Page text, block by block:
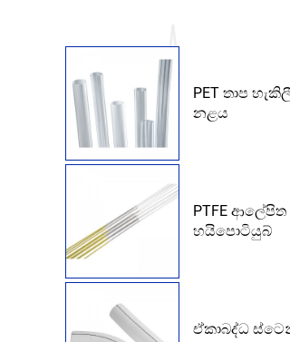
PET තාප
නළය
PTFE ආලේපිත
හයිපොටියුබ්
ඒකාබද්ධ